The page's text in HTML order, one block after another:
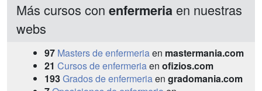
Más cursos con enfermeria en nuestras
webs
97 Masters de enfermeriaen mastermania.com
21 Cursos de enfermeriaen ofizios.com
193Grados de enfermeriaen gradomania.com